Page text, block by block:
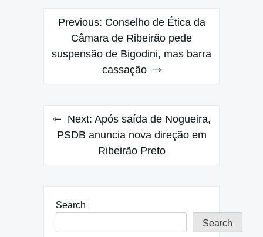
Post
navigation
Previous: Conselho de Ética da
Câmara de Ribeirão pede
suspensão de Bigodini, mas barra
cassação
Next: Após saída de Nogueira,
PSDB anuncia nova direção em
Ribeirão Preto
Search
Search